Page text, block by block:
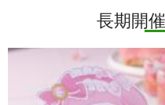
長期開